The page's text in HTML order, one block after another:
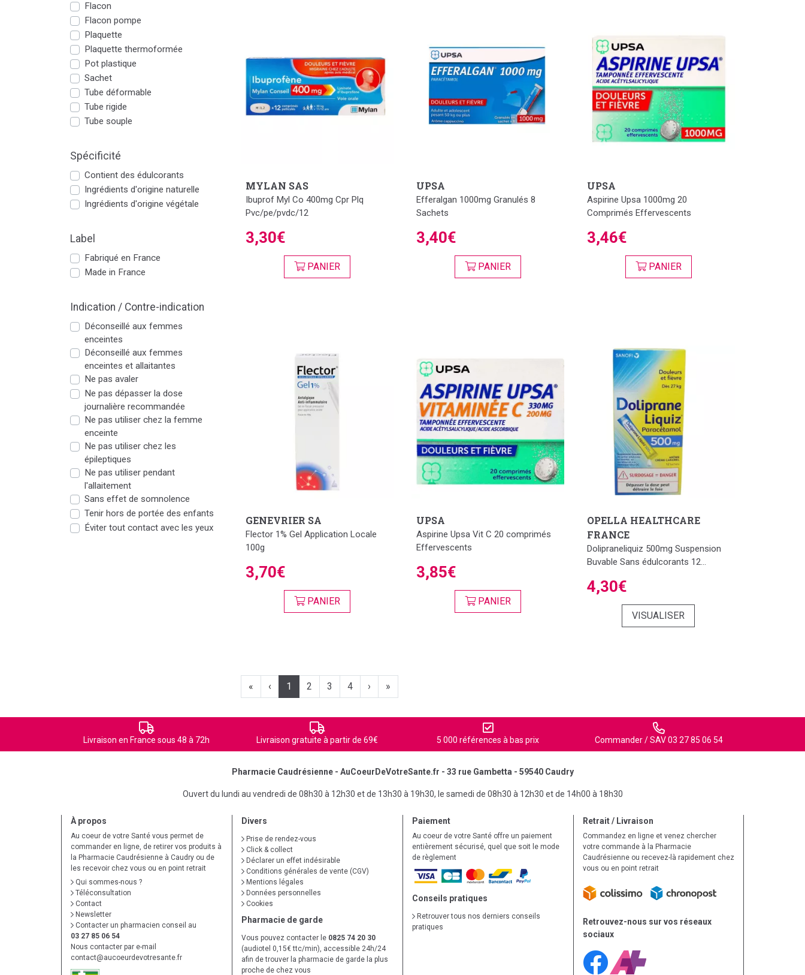
Flacon
Flacon pompe
Plaquette
Plaquette thermoformée
Pot plastique
Sachet
Tube déformable
Tube rigide
Tube souple
Spécificité
Contient des édulcorants
Ingrédients d'origine naturelle
Ingrédients d'origine végétale
Label
Fabriqué en France
Made in France
Indication / Contre-indication
Déconseillé aux femmes
enceintes
Déconseillé aux femmes
enceintes et allaitantes
Ne pas avaler
Ne pas dépasser la dose
journalière recommandée
Ne pas utiliser chez la femme
enceinte
Ne pas utiliser chez les
épileptiques
Ne pas utiliser pendant
l'allaitement
Sans effet de somnolence
Tenir hors de portée des enfants
Éviter tout contact avec les yeux
MYLAN SAS
Ibuprof Myl Co 400mg Cpr Plq
Pvc/pe/pvdc/12
3,30€
PANIER
UPSA
Efferalgan 1000mg Granulés 8
Sachets
3,40€
PANIER
UPSA
Aspirine Upsa 1000mg 20
Comprimés Effervescents
3,46€
PANIER
GENEVRIER SA
Flector 1% Gel Application Locale
100g
3,70€
PANIER
UPSA
Aspirine Upsa Vit C 20 comprimés
Effervescents
3,85€
PANIER
OPELLA HEALTHCARE
FRANCE
Dolipraneliquiz 500mg Suspension
Buvable Sans édulcorants 12...
4,30€
VISUALISER
« ‹ 1 2 3 4 › »
Livraison en France sous 48 à 72h Livraison gratuite à partir de 69€ 5 000 références à bas prix Commander / SAV 03 27 85 06 54
Pharmacie Caudrésienne - AuCoeurDeVotreSante.fr - 33 rue Gambetta - 59540 Caudry
Ouvert du lundi au vendredi de 08h30 à 12h30 et de 13h30 à 19h30, le samedi de 08h30 à 12h30 et de 14h00 à 18h30
À propos
Au coeur de votre Santé vous permet de
commander en ligne, de retirer vos produits à
la Pharmacie Caudrésienne à Caudry ou de
les recevoir chez vous ou en point retrait
Qui sommes-nous ?
Téléconsultation
Contact
Newsletter
Contacter un pharmacien conseil au
03 27 85 06 54
Nous contacter par e-mail
contact@aucoeurdevotresante.fr
Divers
Prise de rendez-vous
Click & collect
Déclarer un effet indésirable
Conditions générales de vente (CGV)
Mentions légales
Données personnelles
Cookies
Pharmacie de garde
Vous pouvez contacter le 0825 74 20 30
(audiotel 0,15€ ttc/min), accessible 24h/24
afin de trouver la pharmacie de garde la plus
proche de chez vous
Paiement
Au coeur de votre Santé offre un paiement
entièrement sécurisé, quel que soit le mode
de règlement
Conseils pratiques
Retrouver tous nos derniers conseils
pratiques
Retrait / Livraison
Commandez en ligne et venez chercher
votre commande à la Pharmacie
Caudrésienne ou recevez-là rapidement chez
vous ou en point retrait
Retrouvez-nous sur vos réseaux
sociaux